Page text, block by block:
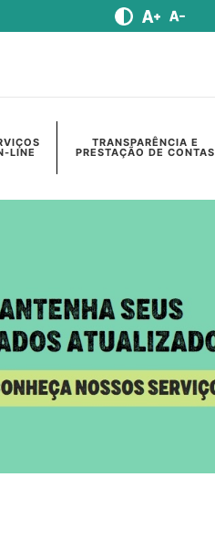
LINE
TRANSPARÊNCIA E
PRESTAÇÃO DE CONTAS